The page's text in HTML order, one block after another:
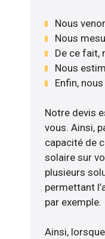
Nous
Nous
De ce fait,
Nous
Enfin,
Notre devis
vous. Ainsi,
capacité de
solaire sur
plusieurs
permettant
par exemple.
Ainsi,